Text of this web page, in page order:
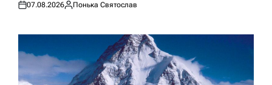
Оприлюднено
07.08.2026
Опубліковано
Понька Святослав